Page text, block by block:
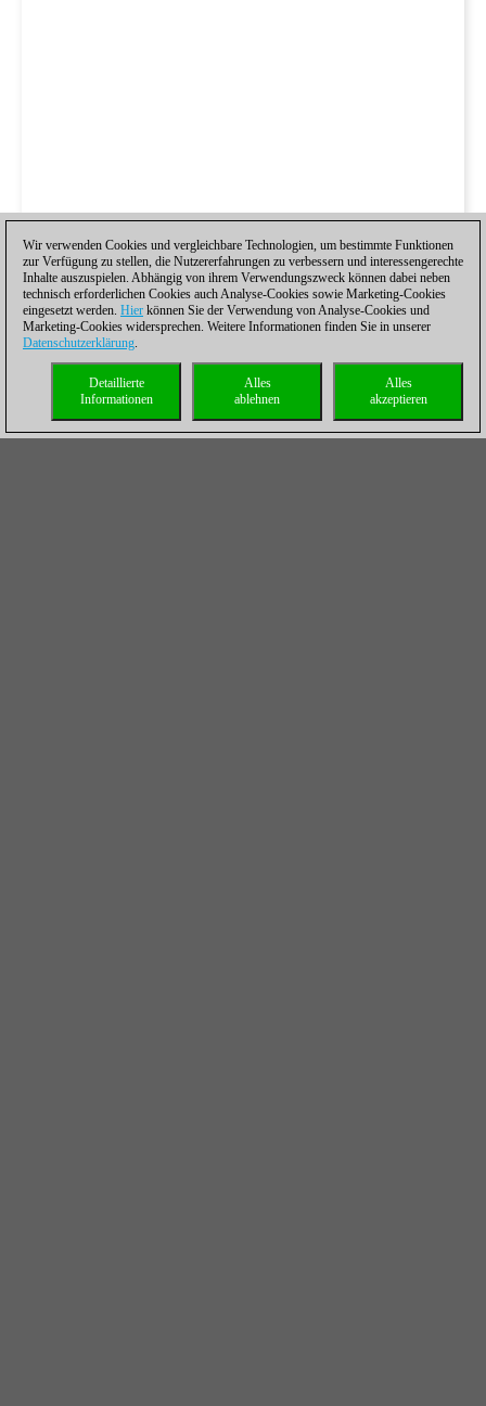
Wir verwenden Cookies und vergleichbare Technologien, um bestimmte Funktionen
zur Verfügung zu stellen, die Nutzererfahrungen zu verbessern und interessengerechte
Inhalte auszuspielen. Abhängig von ihrem Verwendungszweck können dabei neben
technisch erforderlichen Cookies auch Analyse-Cookies sowie Marketing-Cookies
eingesetzt werden. Hier können Sie der Verwendung von Analyse-Cookies und
Marketing-Cookies widersprechen. Weitere Informationen finden Sie in unserer
Datenschutzerklärung.
Alles
akzeptieren
Alles
ablehnen
Detaillierte
Informationen